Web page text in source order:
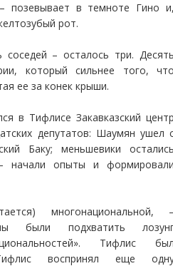
позевывает в темноте Гино
рот.
соседей – осталось три.
который сильнее того,
ее за конек крыши.
в Тифлисе Закавказский
депутатов: Шаумян ушел
Баку; меньшевики
начали опыты и
многонациональной,
были подхватить
Тифлис
воспринял еще